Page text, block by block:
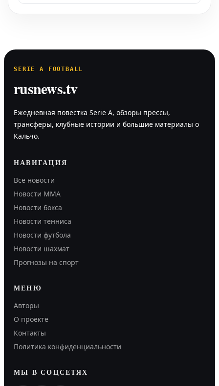
SERIE A FOOTBALL
rusnews.tv
Ежедневная повестка Serie A, обзоры прессы,
трансферы, клубные истории и большие материалы о
Кальчо.
НАВИГАЦИЯ
Все новости
Новости MMA
Новости бокса
Новости тенниса
Новости футбола
Новости шахмат
Прогнозы на спорт
МЕНЮ
Авторы
О проекте
Контакты
Политика конфиденциальности
МЫ В СОЦСЕТЯХ